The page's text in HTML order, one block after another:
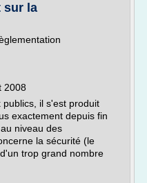
sur la
2008
il s'est produit
exactement depuis fin
niveau des
la sécurité (le
trop grand nombre